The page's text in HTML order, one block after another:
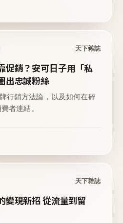
天下雜誌
促銷？安可日子用「私
出忠誠粉絲
行銷方法論，以及如何在碎
者連結。
天下雜誌
變現新招 從流量到留